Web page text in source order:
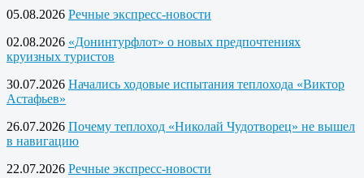
05.08.2026 Речные экспресс-новости
02.08.2026 «Донинтурфлот» о новых предпочтениях
круизных туристов
30.07.2026 Начались ходовые испытания теплохода «Виктор
Астафьев»
26.07.2026 Почему теплоход «Николай Чудотворец» не вышел
в навигацию
22.07.2026 Речные экспресс-новости